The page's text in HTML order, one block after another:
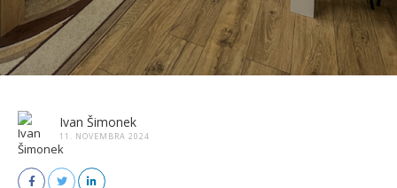
Ivan Šimonek
11. NOVEMBRA 2024